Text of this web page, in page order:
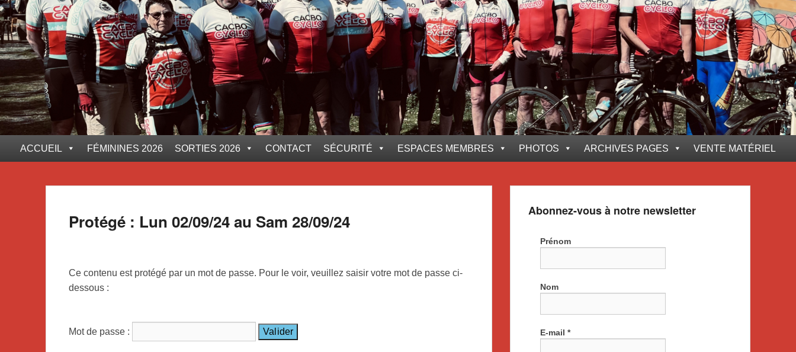
ACCUEIL FÉMININES 2026 SORTIES 2026 CONTACT SÉCURITÉ ESPACES MEMBRES PHOTOS ARCHIVES PAGES VENTE MATÉRIEL
Protégé : Lun 02/09/24 au Sam 28/09/24
Ce contenu est protégé par un mot de passe. Pour le voir, veuillez saisir votre mot de passe ci-
dessous :
Mot de passe :
Abonnez-vous à notre newsletter
Prénom
Nom
E-mail *